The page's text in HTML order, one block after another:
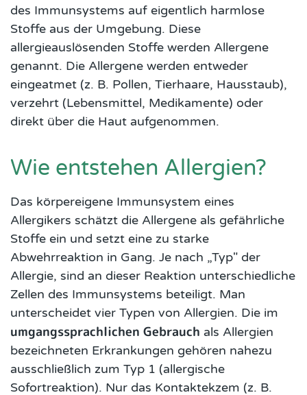
des Immunsystems auf eigentlich harmlose
Stoffe aus der Umgebung. Diese
allergieauslösenden Stoffe werden Allergene
genannt. Die Allergene werden entweder
eingeatmet (z. B. Pollen, Tierhaare, Hausstaub),
verzehrt (Lebensmittel, Medikamente) oder
direkt über die Haut aufgenommen.
Wie entstehen Allergien?
Das körpereigene Immunsystem eines
Allergikers schätzt die Allergene als gefährliche
Stoffe ein und setzt eine zu starke
Abwehrreaktion in Gang. Je nach „Typ" der
Allergie, sind an dieser Reaktion unterschiedliche
Zellen des Immunsystems beteiligt. Man
unterscheidet vier Typen von Allergien. Die im
umgangssprachlichen Gebrauch als Allergien
bezeichneten Erkrankungen gehören nahezu
ausschließlich zum Typ 1 (allergische
Sofortreaktion). Nur das Kontaktekzem (z. B.